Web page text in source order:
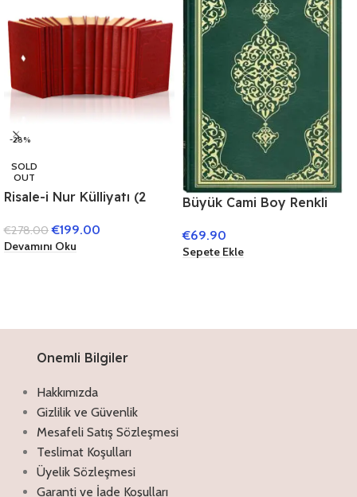
-28%
SOLD
OUT
Risale-i Nur Külliyatı (2
Deri Cilt)
€278.00 €199.00
Devamını Oku
Büyük Cami Boy Renkli
(Mühürlü),KURAN’I
KERİM,27 x 40 cm
€69.90
Sepete Ekle
Onemli Bilgiler
Hakkımızda
Gizlilik ve Güvenlik
Mesafeli Satış Sözleşmesi
Teslimat Koşulları
Üyelik Sözleşmesi
Garanti ve İade Koşulları